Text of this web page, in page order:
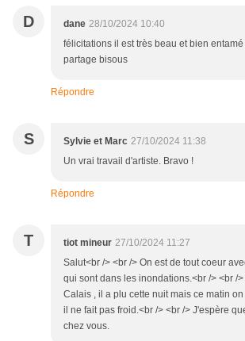
D dane 28/10/2024 10:40
félicitations il est très beau et bien
partage bisous
Répondre
S Sylvie et Marc 27/10/2024 11:38
Un vrai travail d'artiste. Bravo !
Répondre
T tiot mineur 27/10/2024 11:27
Salut<br /> <br /> On est de tout coeur
qui sont dans les inondations.<br /> <br /
Calais , il a plu cette nuit mais ce matin
il ne fait pas froid.<br /> <br /> J'espère
chez vous.